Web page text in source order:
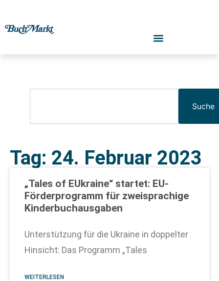
Suche
Tag: 24. Februar 2023
„Tales of EUkraine“ startet: EU-
Förderprogramm für zweisprachige
Kinderbuchausgaben
Unterstützung für die Ukraine in doppelter
Hinsicht: Das Programm „Tales
WEITERLESEN